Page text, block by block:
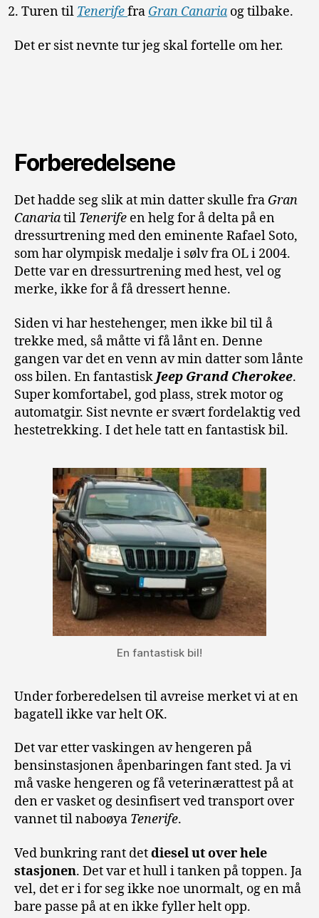
Turen til Tenerifefra Gran Canaria og tilbake.
Det er sist nevnte tur jeg skal fortelle om her.
Forberedelsene
Det hadde seg slik at min datter skulle fra Gran
Canariatil Tenerife en helg for å delta på en
dressurtrening med den eminente Rafael Soto,
som har olympisk medalje i sølv fra OL i 2004.
Dette var en dressurtrening med hest, vel og
merke, ikke for å få dressert henne.
Siden vi har hestehenger, men ikke bil til å
trekke med, så måtte vi få lånt en. Denne
gangen var det en venn av min datter som lånte
oss bilen. En fantastisk Jeep Grand Cherokee.
Super komfortabel, god plass, strek motor og
automatgir. Sist nevnte er svært fordelaktig ved
hestetrekking. I det hele tatt en fantastisk bil.
En fantastisk bil!
Under forberedelsen til avreise merket vi at en
bagatell ikke var helt OK.
Det var etter vaskingen av hengeren på
bensinstasjonen åpenbaringen fant sted. Ja vi
må vaske hengeren og få veterinærattest på at
den er vasket og desinfisert ved transport over
vannet til naboøya Tenerife.
Ved bunkring rant detdiesel ut over hele
stasjonen. Det var et hull i tanken på toppen. Ja
vel, det er i for seg ikke noe unormalt, og en må
bare passe på at en ikke fyller helt opp.